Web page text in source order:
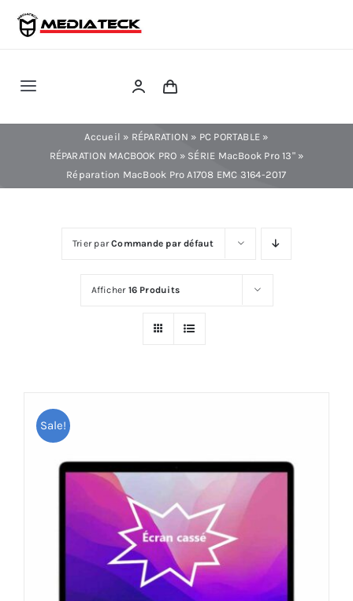
Skip
Toggle
Navigation
TÉLÉPHONIE
MAISON
Accueil » RÉPARATION » PC PORTABLE »
RÉPARATION MACBOOK PRO » SÉRIE MacBook Pro 13"»
Réparation MacBook Pro A1708 EMC 3164-2017
Trier parCommande par défaut
Afficher 16 Produits
Sale!